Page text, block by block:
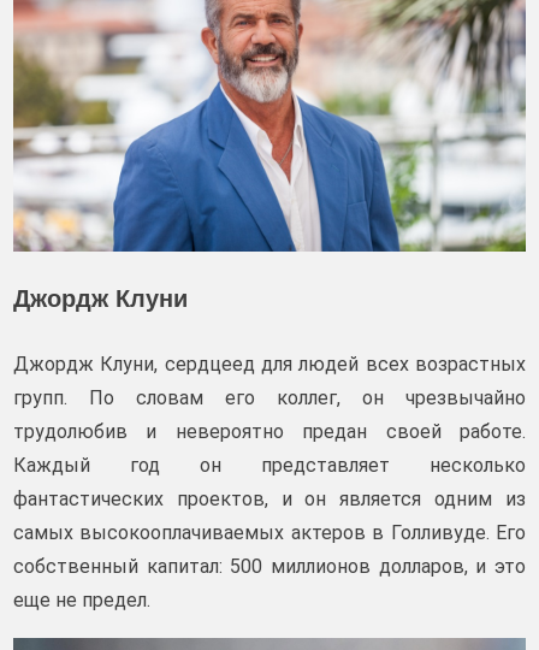
Джордж Клуни
Джордж Клуни, сердцеед для людей всех возрастных
групп. По словам его коллег, он чрезвычайно
трудолюбив и невероятно предан своей работе.
Каждый год он представляет несколько
фантастических проектов, и он является одним из
самых высокооплачиваемых актеров в Голливуде. Его
собственный капитал: 500 миллионов долларов, и это
еще не предел.